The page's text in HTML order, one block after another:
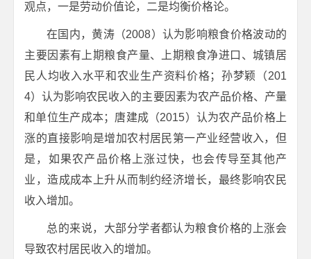
观点，一是劳动价值论，二是均衡价格论。
在国内，黄涛（2008）认为影响粮食价格波动的
主要因素有上期粮食产量、上期粮食净进口、城镇居
民人均收入水平和农业生产资料价格；孙梦颖（201
4）认为影响农民收入的主要因素为农产品价格、产量
和单位生产成本；唐建成（2015）认为农产品价格上
涨的直接影响是增加农村居民第一产业经营收入，但
是，如果农产品价格上涨过快，也会传导至其他产
业，造成成本上升从而制约经济增长，最终影响农民
收入增加。
总的来说，大部分学者都认为粮食价格的上涨会
导致农村居民收入的增加。